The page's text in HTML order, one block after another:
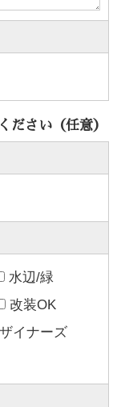
ださい（任意）
水辺/緑
改装OK
イナーズ